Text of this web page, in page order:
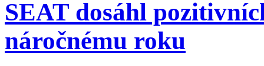
SEAT dosáhl
náročnému roku